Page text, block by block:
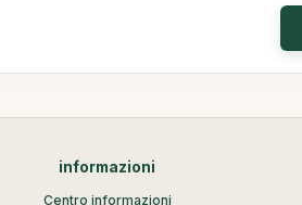
informazioni
Centro informazioni